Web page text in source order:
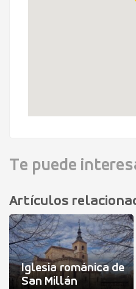
Te puede
Artículos
Iglesia románica de
San Millán